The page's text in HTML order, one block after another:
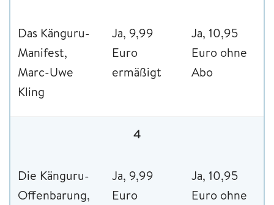
Das Känguru-
Manifest,
Marc-Uwe
Kling
Ja, 9,99
Euro
ermäßigt
Ja, 10,95
Euro ohne
Abo
4
Die Känguru-
Offenbarung,
Ja, 9,99
Euro
Ja, 10,95
Euro ohne